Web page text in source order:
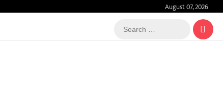
August 07, 2026
Search
…